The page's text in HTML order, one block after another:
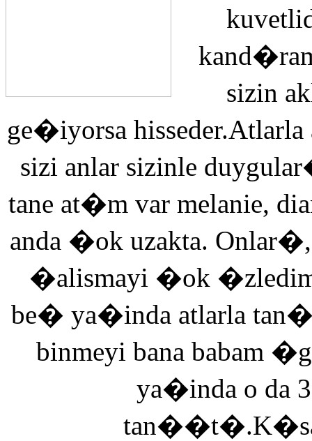
sizin
ge�iyorsa
sizi anlar sizinle
tane at�m var melanie,
anda �ok uzakta.
�alismayi �ok
be� ya�inda atlarla
binmeyi bana babam
ya�inda o da